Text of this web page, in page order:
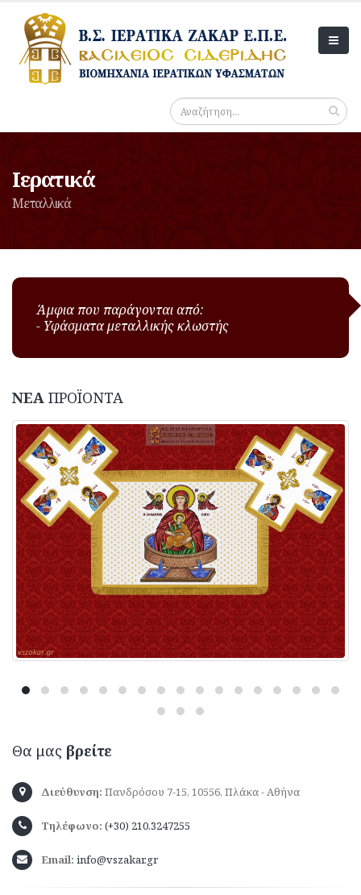
Ιερατικά
Μεταλλικά
Άμφια που παράγονται από:
- Υφάσματα μεταλλικής κλωστής
ΝΕΑ ΠΡΟΪΟΝΤΑ
Θα μας βρείτε
Διεύθυνση: Πανδρόσου 7-15, 10556, Πλάκα - Αθήνα
Τηλέφωνο: (+30) 210.3247255
Email: info@vszakar.gr